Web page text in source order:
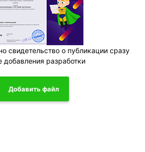
свидетельство о публикации сразу
добавления разработки
Добавить файл